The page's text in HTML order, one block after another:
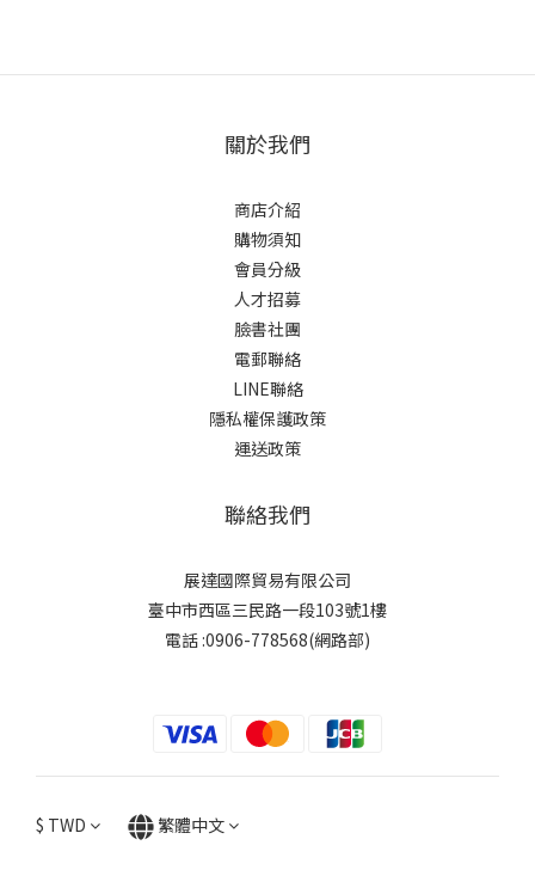
關於我們
商店介紹
購物須知
會員分級
人才招募
臉書社團
電郵聯絡
LINE聯絡
隱私權保護政策
運送政策
聯絡我們
展達國際貿易有限公司
臺中市西區三民路一段103號1樓
電話 :0906-778568(網路部)
$ TWD 繁體中文